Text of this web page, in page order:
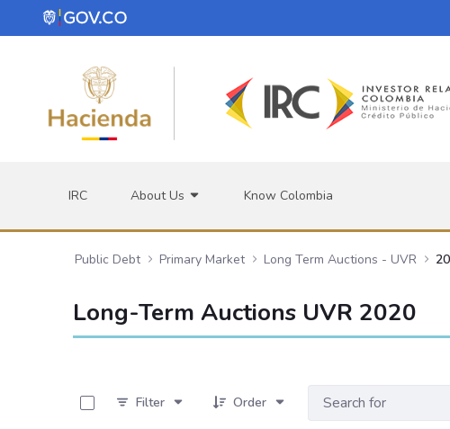
Skip to Main Content
IRC About Us Know Colombia
Public Debt Primary Market Long Term Auctions - UVR
Long-Term Auctions UVR 2020
Filter
Order